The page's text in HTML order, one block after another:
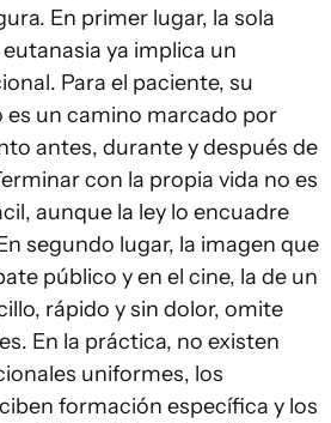
En primer lugar, la sola
ya implica un
Para el paciente, su
es un camino marcado por
antes, durante y después de
con la propia vida no es
aunque la ley lo encuadre
segundo lugar, la imagen que
público y en el cine, la de un
rápido y sin dolor, omite
En la práctica, no existen
uniformes, los
formación específica y los